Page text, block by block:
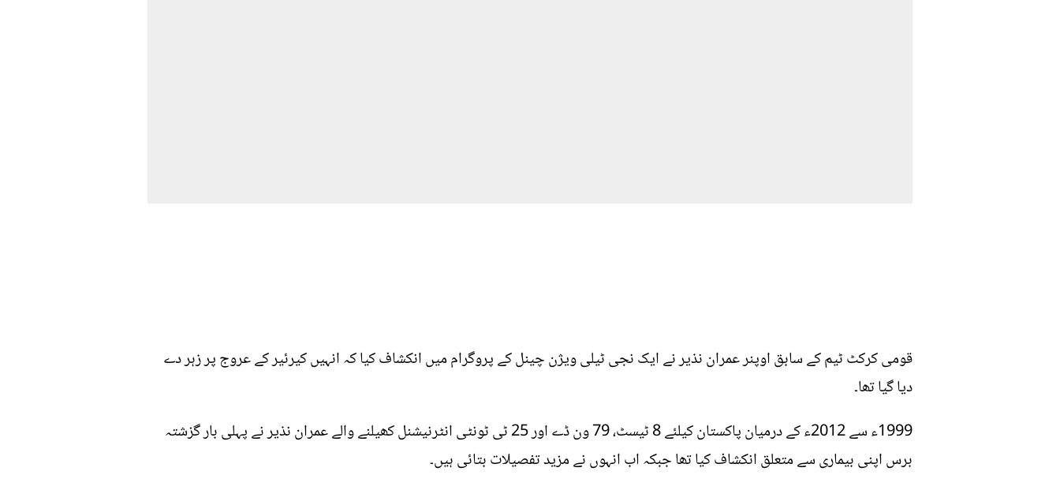
قومی کرکٹ ٹیم کے سابق اوپنر عمران نذیر نے ایک نجی ٹیلی ویژن چینل کے پروگرام میں انکشاف کیا کہ انہیں کیرئیر کے عروج پر زہر دے
دیا گیا تھا۔
1999ء سے 2012ء کے درمیان پاکستان کیلئے 8 ٹیسٹ، 79 ون ڈے اور 25 ٹی ٹونٹی انٹرنیشنل کھیلنے والے عمران نذیر نے پہلی بار گزشتہ
برس اپنی بیماری سے متعلق انکشاف کیا تھا جبکہ اب انہوں نے مزید تفصیلات بتائی ہیں۔